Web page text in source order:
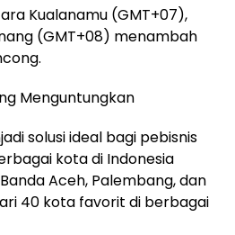
Kualanamu (GMT+07),
(GMT+08) menambah
Menguntungkan
solusi ideal bagi pebisnis
kota di Indonesia
Aceh, Palembang, dan
40 kota favorit di berbagai